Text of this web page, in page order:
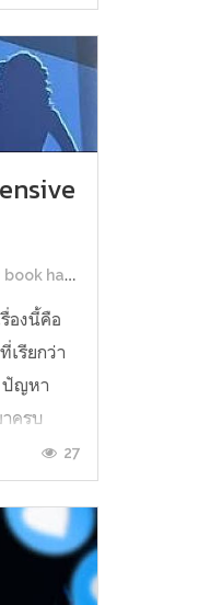
ยวกันกับ
MM Romance
องนี้คือ
เรียกว่า
ปัญหา
ครบ
าทั้งไม่
โรแมนติก
27